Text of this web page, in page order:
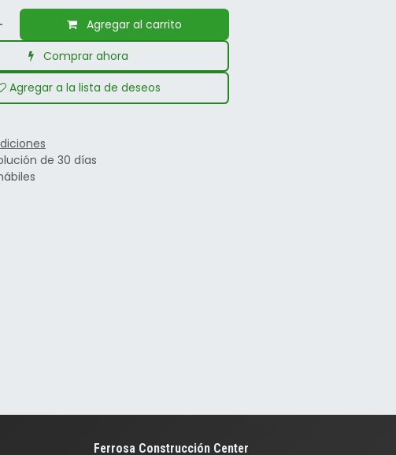
Agregar al carrito
Comprar ahora
Agregar a la lista de deseos
de 30 días
Ferrosa Construcción Center